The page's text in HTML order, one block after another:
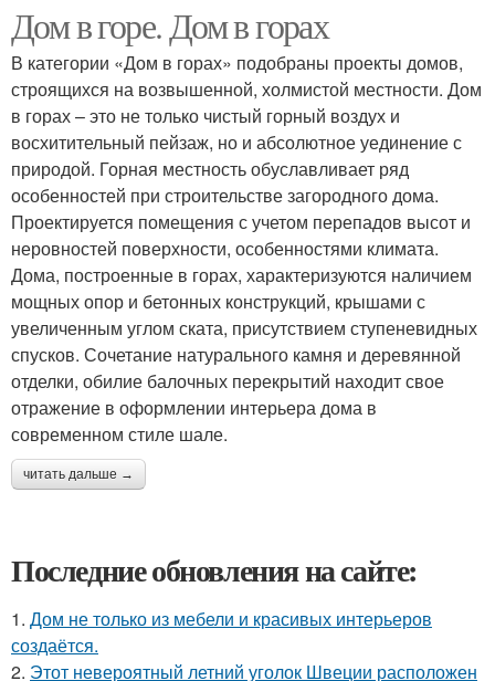
Дом в горе. Дом в горах
В категории «Дом в горах» подобраны проекты домов,
строящихся на возвышенной, холмистой местности. Дом
в горах – это не только чистый горный воздух и
восхитительный пейзаж, но и абсолютное уединение с
природой. Горная местность обуславливает ряд
особенностей при строительстве загородного дома.
Проектируется помещения с учетом перепадов высот и
неровностей поверхности, особенностями климата.
Дома, построенные в горах, характеризуются наличием
мощных опор и бетонных конструкций, крышами с
увеличенным углом ската, присутствием ступеневидных
спусков. Сочетание натурального камня и деревянной
отделки, обилие балочных перекрытий находит свое
отражение в оформлении интерьера дома в
современном стиле шале.
читать дальше →
Последние обновления на сайте:
1. Дом не только из мебели и красивых интерьеров
создаётся.
2. Этот невероятный летний уголок Швеции расположен